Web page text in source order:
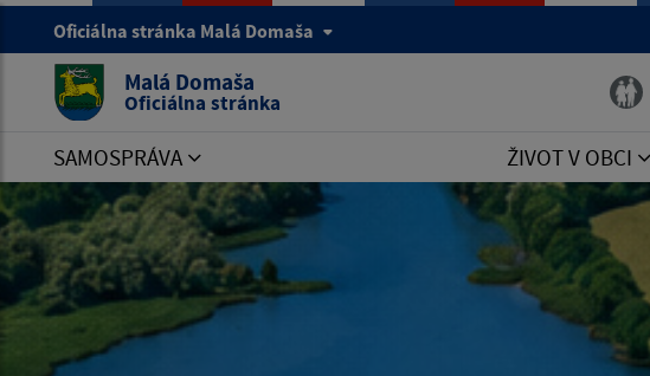
Oficiálna stránka Malá Domaša
Malá Domaša
Oficiálna stránka
SAMOSPRÁVA ŽIVOT V OBCI